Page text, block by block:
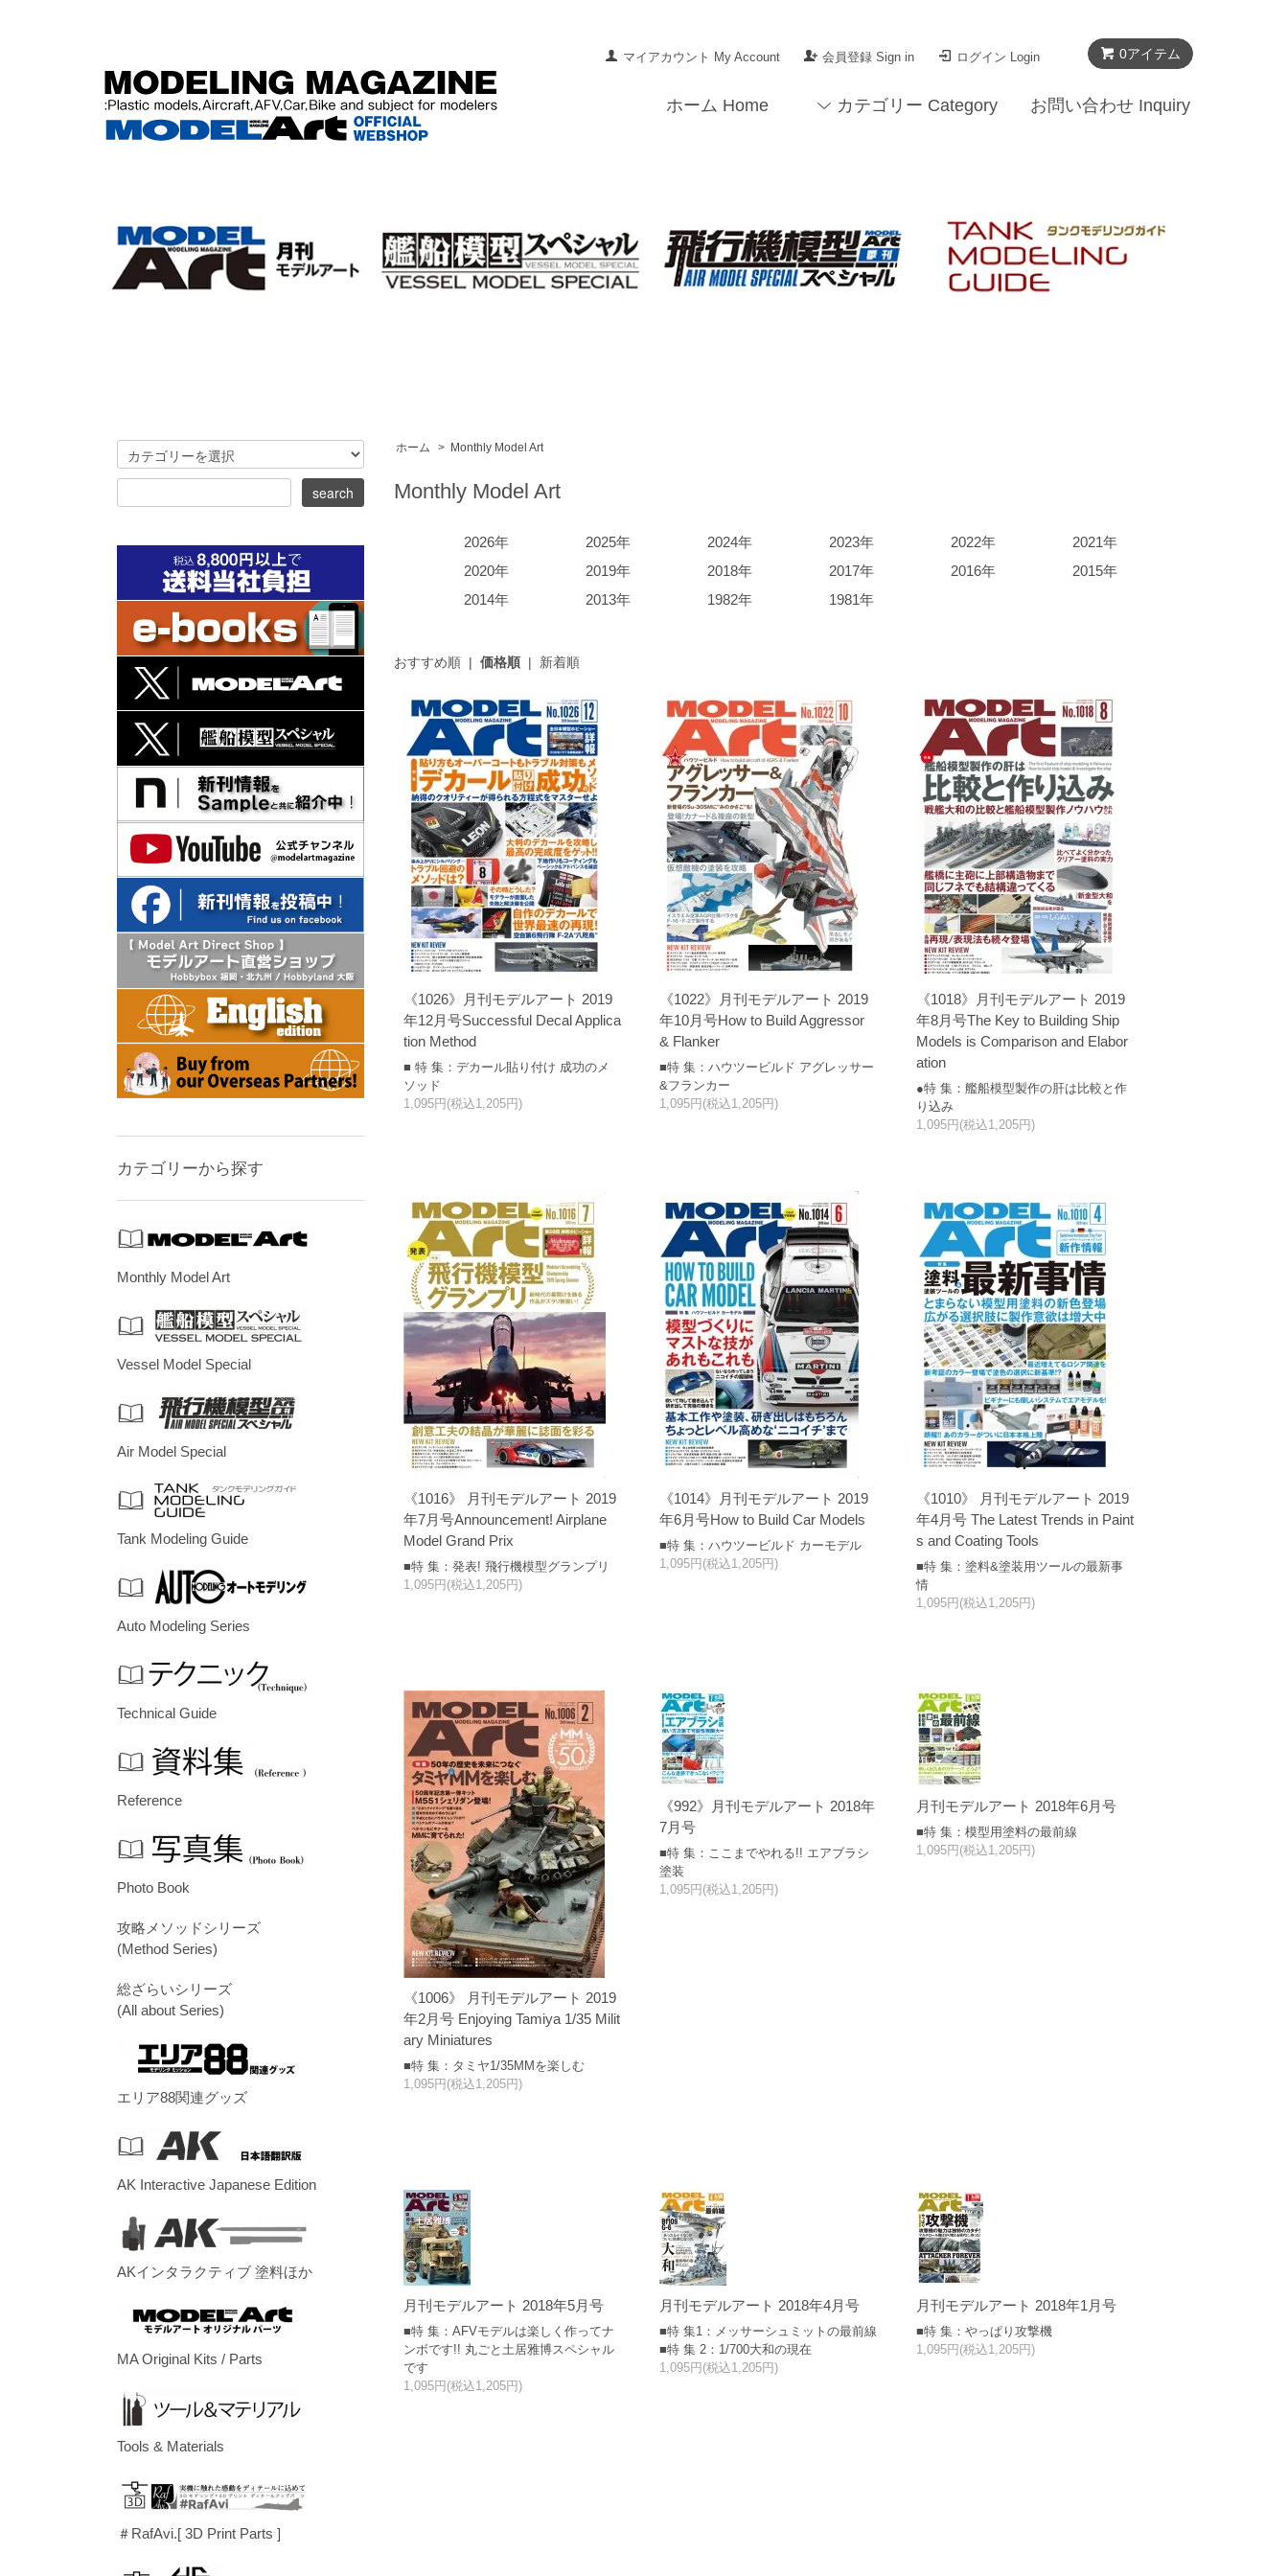
0アイテム
マイアカウント My Account 会員登録 Sign in ログイン Login
ホーム Home カテゴリー Category お問い合わせ Inquiry
ホーム > Monthly Model Art
Monthly Model Art
2026年 2025年 2024年 2023年 2022年
2021年
2020年
2019年 2018年 2017年 2016年
2015年
2014年
2013年 1982年 1981年
おすすめ順| 価格順| 新着順
《1026》月刊モデルアート 2019
年12月号Successful Decal Applica
tion Method
■ 特 集：デカール貼り付け 成功のメ
ソッド
1,095円(税込1,205円)
《1022》月刊モデルアート 2019
年10月号How to Build Aggressor
& Flanker
■特 集：ハウツービルド アグレッサー
&フランカー
1,095円(税込1,205円)
《1018》月刊モデルアート 2019
年8月号The Key to Building Ship
Models is Comparison and Elabor
ation
●特 集：艦船模型製作の肝は比較と作
り込み
1,095円(税込1,205円)
《1016》 月刊モデルアート 2019
年7月号Announcement! Airplane
Model Grand Prix
■特 集：発表! 飛行機模型グランプリ
1,095円(税込1,205円)
《1014》月刊モデルアート 2019
年6月号How to Build Car Models
■特 集：ハウツービルド カーモデル
1,095円(税込1,205円)
《1010》 月刊モデルアート 2019
年4月号 The Latest Trends in Paint
s and Coating Tools
■特 集：塗料&塗装用ツールの最新事
情
1,095円(税込1,205円)
《1006》 月刊モデルアート 2019
年2月号 Enjoying Tamiya 1/35 Milit
ary Miniatures
■特 集：タミヤ1/35MMを楽しむ
1,095円(税込1,205円)
《992》月刊モデルアート 2018年
7月号
■特 集：ここまでやれる!! エアブラシ
塗装
1,095円(税込1,205円)
月刊モデルアート 2018年6月号
■特 集：模型用塗料の最前線
1,095円(税込1,205円)
月刊モデルアート 2018年5月号
■特 集：AFVモデルは楽しく作ってナ
ンボです!! 丸ごと土居雅博スペシャル
です
1,095円(税込1,205円)
月刊モデルアート 2018年4月号
■特 集1：メッサーシュミットの最前線
■特 集 2：1/700大和の現在
1,095円(税込1,205円)
月刊モデルアート 2018年1月号
■特 集：やっぱり攻撃機
1,095円(税込1,205円)
カテゴリーから探す
Monthly Model Art
Vessel Model Special
Air Model Special
Tank Modeling Guide
Auto Modeling Series
Technical Guide
Reference
Photo Book
攻略メソッドシリーズ
(Method Series)
総ざらいシリーズ
(All about Series)
エリア88関連グッズ
AK Interactive Japanese Edition
AKインタラクティブ 塗料ほか
MA Original Kits / Parts
Tools & Materials
＃RafAvi.[ 3D Print Parts ]